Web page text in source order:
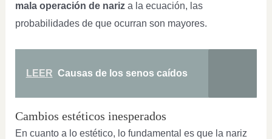
mala operación de nariza la ecuación, las
probabilidades de que ocurran son mayores.
LEER Causas de los senos caídos
Cambios estéticos inesperados
En cuanto a lo estético, lo fundamental es que la nariz